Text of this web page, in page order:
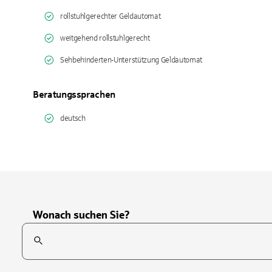
rollstuhlgerechter Geldautomat
weitgehend rollstuhlgerecht
Sehbehinderten-Unterstützung Geldautomat
Beratungssprachen
deutsch
Wonach suchen Sie?
Suchfeld